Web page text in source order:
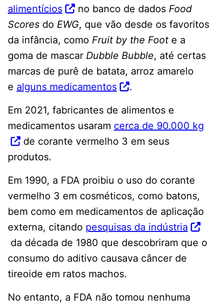
alimentícios
no banco de dados Food
Scores do EWG, que vão desde os favoritos
da infância, como Fruit by the Foot e a
goma de mascar Dubble Bubble, até certas
marcas de purê de batata, arroz amarelo
e alguns medicamentos
.
Em 2021, fabricantes de alimentos e
medicamentos usaram cerca de 90.000 kg
de corante vermelho 3 em seus
produtos.
Em 1990, a FDA proibiu o uso do corante
vermelho 3 em cosméticos, como batons,
bem como em medicamentos de aplicação
externa, citando pesquisas da indústria
da década de 1980 que descobriram que o
consumo do aditivo causava câncer de
tireoide em ratos machos.
No entanto, a FDA não tomou nenhuma